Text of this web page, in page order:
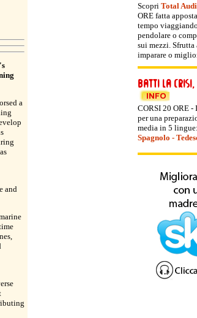
a
and
Scopri Total
ORE fatta
tempo
pendolare o
sui mezzi.
imparare o
CORSI 20 ORE
per una
media in 5
Spagnolo -